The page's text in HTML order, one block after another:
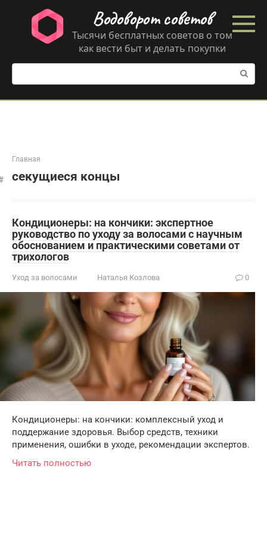
контенту
Водоворот советов
Тысячи бесплатных советов о том
как вести быт и делать покупки
Поиск:
Главная
секущиеся концы
Кондиционеры: на кончики: экспертное
руководство по уходу за волосами с научным
обоснованием и практическими советами от
трихологов
Уход за волосами Наталья Козлова 0
Кондиционеры: на кончики: комплексный уход и
поддержание здоровья. Выбор средств, техники
применения, ошибки в уходе, рекомендации экспертов.
Читать полностью